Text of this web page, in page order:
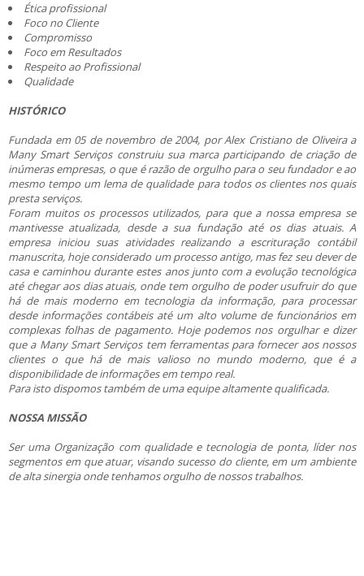
Ética profissional
Foco no Cliente
Compromisso
Foco em Resultados
Respeito ao Profissional
Qualidade
HISTÓRICO
Fundada em 05 de novembro de 2004, por Alex Cristiano de Oliveira a
Many Smart Serviços construiu sua marca participando de criação de
inúmeras empresas, o que é razão de orgulho para o seu fundador e ao
mesmo tempo um lema de qualidade para todos os clientes nos quais
presta serviços.
Foram muitos os processos utilizados, para que a nossa empresa se
mantivesse atualizada, desde a sua fundação até os dias atuais. A
empresa iniciou suas atividades realizando a escrituração contábil
manuscrita, hoje considerado um processo antigo, mas fez seu dever de
casa e caminhou durante estes anos junto com a evolução tecnológica
até chegar aos dias atuais, onde tem orgulho de poder usufruir do que
há de mais moderno em tecnologia da informação, para processar
desde informações contábeis até um alto volume de funcionários em
complexas folhas de pagamento. Hoje podemos nos orgulhar e dizer
que a Many Smart Serviços tem ferramentas para fornecer aos nossos
clientes o que há de mais valioso no mundo moderno, que é a
disponibilidade de informações em tempo real.
Para isto dispomos também de uma equipe altamente qualificada.
NOSSA MISSÃO
Ser uma Organização com qualidade e tecnologia de ponta, líder nos
segmentos em que atuar, visando sucesso do cliente, em um ambiente
de alta sinergia onde tenhamos orgulho de nossos trabalhos.